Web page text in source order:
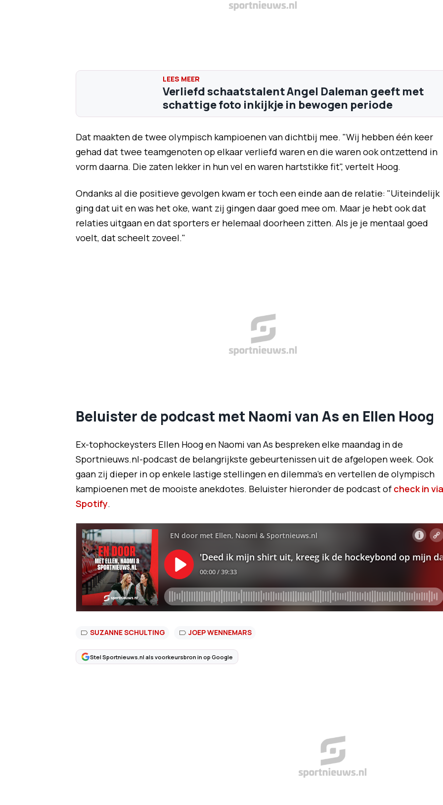
Verliefd schaatstalent Angel Daleman geeft met
schattige foto inkijkje in bewogen periode
Dat maakten de twee olympisch kampioenen van dichtbij mee. "Wij hebben één keer
gehad dat twee teamgenoten op elkaar verliefd waren en die waren ook ontzettend in
vorm daarna. Die zaten lekker in hun vel en waren hartstikke fit", vertelt Hoog.
Ondanks al die positieve gevolgen kwam er toch een einde aan de relatie: "Uiteindelijk
ging dat uit en was het oke, want zij gingen daar goed mee om. Maar je hebt ook dat
relaties uitgaan en dat sporters er helemaal doorheen zitten. Als je je mentaal goed
voelt, dat scheelt zoveel."
Beluister de podcast met Naomi van As en Ellen Hoog
Ex-tophockeysters Ellen Hoog en Naomi van As bespreken elke maandag in de
Sportnieuws.nl-podcast de belangrijkste gebeurtenissen uit de afgelopen week. Ook
gaan zij dieper in op enkele lastige stellingen en dilemma's en vertellen de olympisch
kampioenen met de mooiste anekdotes. Beluister hieronder de podcast of check in via
Spotify.
SUZANNE SCHULTING JOEP WENNEMARS
Stel Sportnieuws.nl als voorkeursbron in op Google